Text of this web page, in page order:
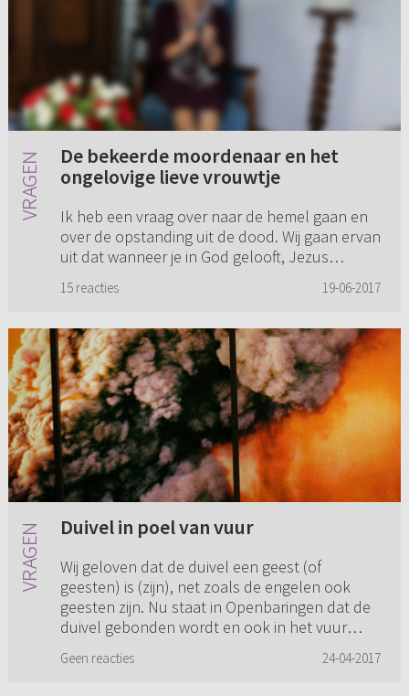
De bekeerde moordenaar en het
ongelovige lieve vrouwtje
Ik heb een vraag over naar de hemel gaan en
over de opstanding uit de dood. Wij gaan ervan
uit dat wanneer je in God gelooft, Jezus
aanneemt en wanneer je beke...
15 reacties 19-06-2017
Duivel in poel van vuur
Wij geloven dat de duivel een geest (of
geesten) is (zijn), net zoals de engelen ook
geesten zijn. Nu staat in Openbaringen dat de
duivel gebonden wordt en ook in het vuur
Geen reacties 24-04-2017